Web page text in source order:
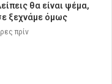
θα είναι ψέμα,
ξεχνάμε όμως
πρίν